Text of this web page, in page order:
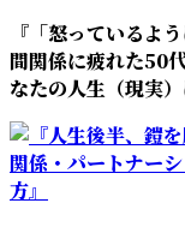
コ
ン
テ
ン
ツ
へ
ス
ナ
ビ
ゲ
ー
シ
ョ
ン
『「怒っているよ
間関係に疲れた50
なたの人生（現実